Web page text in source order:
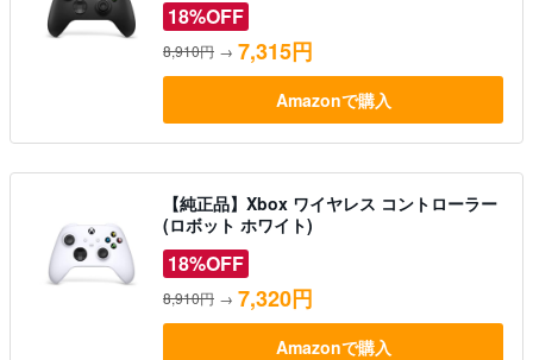
18%OFF
8,910円 → 7,315円
Amazonで購入
【純正品】Xbox ワイヤレス コントローラー
(ロボット ホワイト)
18%OFF
8,910円 → 7,320円
Amazonで購入